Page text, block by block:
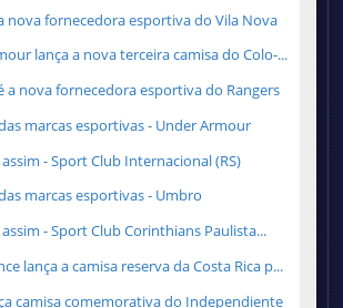
nova fornecedora esportiva do Vila Nova
lança a nova terceira camisa do Colo-...
a nova fornecedora esportiva do Rangers
marcas esportivas - Under Armour
assim - Sport Club Internacional (RS)
marcas esportivas - Umbro
assim - Sport Club Corinthians Paulista...
lança a camisa reserva da Costa Rica p...
camisa comemorativa do Independiente